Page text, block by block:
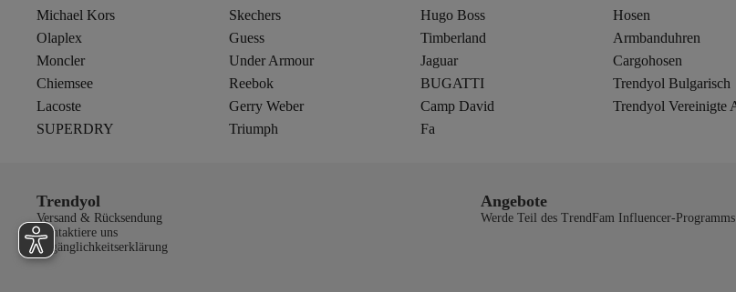
Michael Kors
Skechers
Hugo Boss
Olaplex
Guess
Timberland
Moncler
Under Armour
Jaguar
Chiemsee
Reebok
BUGATTI
Lacoste
Gerry Weber
Camp David
SUPERDRY
Triumph Fa
Hosen
Armbanduhren
Cargohosen
Trendyol Bulgarisch
Trendyol
Versand & Rücksendung
Kontaktiere uns
Zugänglichkeitserklärung
Angebote
Werde Teil des TrendFam Influencer-Programms